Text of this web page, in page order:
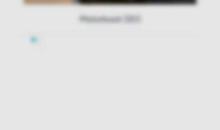
Motorboot (20)